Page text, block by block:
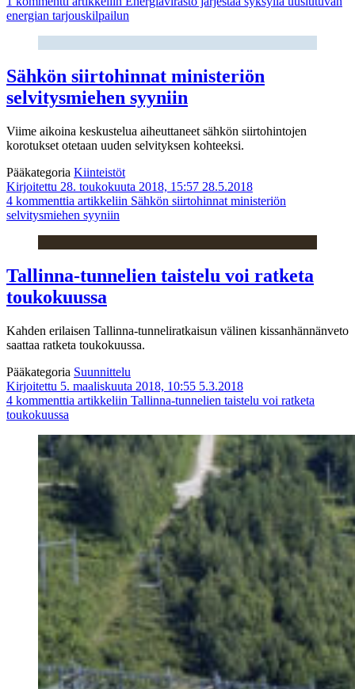
energian tarjouskilpailun
Sähkön siirtohinnat ministeriön
selvitysmiehen syyniin
Viime aikoina keskustelua aiheuttaneet sähkön siirtohintojen
korotukset otetaan uuden selvityksen kohteeksi.
Pääkategoria Kiinteistöt
Kirjoitettu 28. toukokuuta 2018, 15:57 28.5.2018
4 kommenttia artikkeliin Sähkön siirtohinnat ministeriön
selvitysmiehen syyniin
Tallinna-tunnelien taistelu voi ratketa
toukokuussa
Kahden erilaisen Tallinna-tunneliratkaisun välinen kissanhännänveto
saattaa ratketa toukokuussa.
Pääkategoria Suunnittelu
Kirjoitettu 5. maaliskuuta 2018, 10:55 5.3.2018
4 kommenttia artikkeliin Tallinna-tunnelien taistelu voi ratketa
toukokuussa